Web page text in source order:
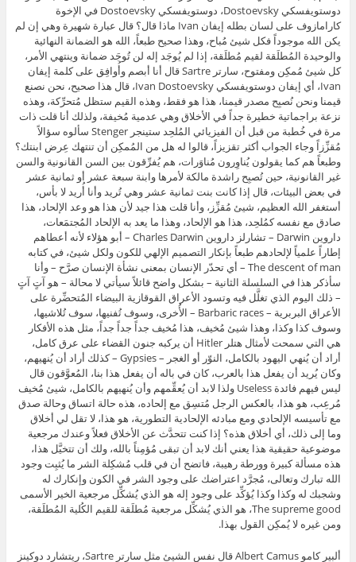
دوستويفسكي Dostoevsky، دوستويفسكي Dostoevsky في الإخوة
كارامازوف على لسان بطله إيفان Ivan ماذا قال؟ قال عبارة شهيرة وهي إن لم
يكن الله موجوداً فكل شيئ مُباح، وهذا صحيح طبعاً، الله هو الضمانة النهائية
والوحيدة المُطلَقة لقيم مُطلَقة، إذا لم يُوجَد إله لن تُوجَد ضمانة وينتهي الأمر،
كل شيئ مُمكِن ومفتوح، سارتر Sartre قال أنا أبصم وأُوافِق على كلمة إيفان
Ivan، أي إيفان دوستويفسكي Ivan Dostoevsky، قال هذا صحيح، نحن نصنع
قيمنا ونحن نُصبِح مصدر قيمنا، هذا هو فقط، وهذه القيم ستظل مُتحرِّكة، وهذه
نزعة براجماتية خطيرة جداً في الأخلاق وهي عدمية مُخيفة، ولذلك أنا قلت ذات
مرة في خُطبة من قبل أن الفيزيائي المُلحِد ستينجر Stenger سألوه سؤالاً
مُقزِّزاً وجاء الجواب أكثر تقزيزاً، قالوا له هل من المُمكِن أن تنتهك عِرض ابنتك؟
وطبعاً هم كما يقولون يُناوِرون مُناوَرات، هم يُفرِّقون بين السن القانونية والسن
غير القانونية، حين تُصبِح راشدة مالكة لأمرها وابنة سبعة عشر أو ثمانية عشر
في بعض البيئات، قال إذا كانت بنت ثمانية عشر وهي تُريد وأنا أُريد لا بأس،
أستغفر الله العظيم، شيئ مُقزِّز، وأنا قلت هذا جيد لأن هذا هو وعد الإلحاد، هذا
صادق مع نفسه كمُلحِد، هذا هو الإلحاد، وهذا ما يعد به الإلحاد المُجتمَعات،
داروين Darwin – تشارلز داروين Charles Darwin – أبو هؤلاء لأنه أعطاهم
إطاراً علمياً لإلحادهم طبعاً بإنكار التصميم الإلهي للكون ولكل شيئ، في كتابه
The descent of man – أي تحدّر الإنسان بمعنى نشأة الإنسان صرَّح – وأنا
سأذكر هذا في السلسلة الثانية – بشكل واضح قائلاً سيأتي لا محالة – هو آتٍ آتٍ
– ذلك اليوم الذي تغلَّل فيه وتسود الأعراق القوقازية البيضاء المُتحضِّرة على
الأعراق البربرية – Barbaric races – الأُخرى، وسوف تُفنيها، سوف تُلاشيها،
وسوف كذا وكذا، وهذا شيئ مُخيف، هذا مُخيف جداً جداً جداً، مثل هذه الأفكار
هي التي سمحت لأمثال هتلر Hitler أن يركبه جنون القضاء على عرق كامل،
أراد أن يُنهي اليهود بالكامل، النوّر أو الغجر – Gypsies – كذلك أراد أن يُنهيهم،
وكان يُريد أن يفعل هذا بالعرب، كان في باله أن يفعل هذا بنا، المُعوَّقون قال
ليس فيهم فائدة Useless ولذا لابد أن يُعقِّمهم وأن يُنهيهم بالكامل، شيئ مُخيف
مُرعِب، هو هذا، بالعكس الرجل مُتسِق مع إلحاده، هذه حالة اتساق وحالة صدق
مع تأسيسه الإلحادي ومع مبادئه الإلحادية التطورية، هو هذا، لا تقل لي أخلاق
وما إلى ذلك، أي أخلاق هذه؟ إذا كنت تتحدَّث عن الأخلاق فعلاً وعندك مرجعية
موضوعية حقيقية هذا يعني أنك لابد أن تبقى مُؤمِناً بالله، ولك أن تتخيَّل هذا،
هذه مسألة كبيرة وورطة رهيبة، فاتضح أن في قلب مُشكِلة الشر ما يُثبِت وجود
الله تبارك وتعالى، مُجرَّد اعتراضك على وجود الشر في الكون وإنكارك له
وشجبك له وكذا وكذا يُؤكِّد على وجود إله هو الذي يُشكِّل مرجعية الخير الأسمى
The supreme good، هو الذي يُشكِّل مرجعية مُطلَقة للقيم الكُلية المُطلَقة،
ومن غيره لا يُمكِن القول بهذا.
ألبير كامو Albert Camus قال نفس الشيئ مثل سارتر Sartre، ريتشارد دوكينز